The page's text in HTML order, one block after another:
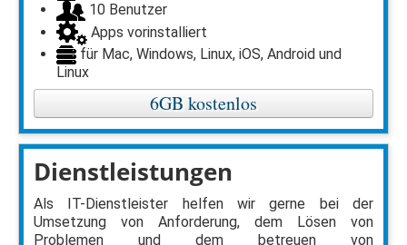
10 Benutzer
Apps vorinstalliert
für Mac, Windows, Linux, iOS, Android und
Linux
6GB kostenlos
Dienstleistungen
Als IT-Dienstleister helfen wir gerne bei der
Umsetzung von Anforderung, dem Lösen von
Problemen und dem betreuen von